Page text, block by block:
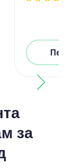
за